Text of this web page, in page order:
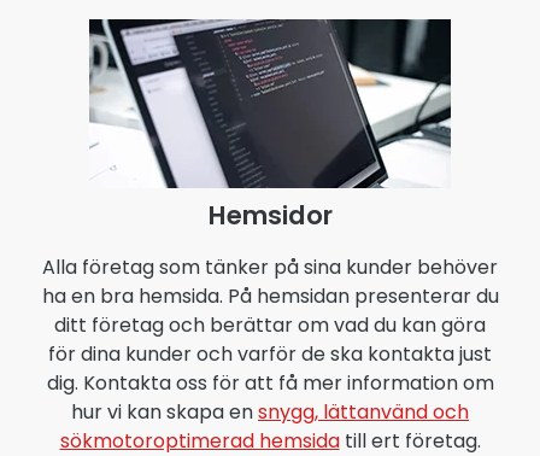
Hemsidor
Alla företag som tänker på sina kunder behöver
ha en bra hemsida. På hemsidan presenterar du
ditt företag och berättar om vad du kan göra
för dina kunder och varför de ska kontakta just
dig. Kontakta oss för att få mer information om
hur vi kan skapa ensnygg, lättanvänd och
sökmotoroptimerad hemsidatill ert företag.